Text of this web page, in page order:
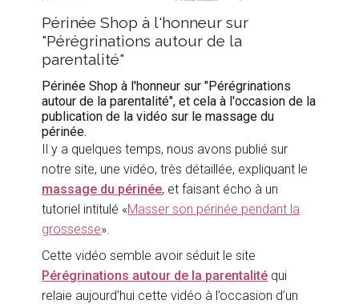
Périnée Shop à l'honneur sur
"Pérégrinations autour de la
parentalité"
Périnée Shop à l'honneur sur "Pérégrinations
autour de la parentalité", et cela à l'occasion de la
publication de la vidéo sur le massage du
périnée.
Il y a quelques temps, nous avons publié sur
notre site, une vidéo, très détaillée, expliquant le
massage du périnée, et faisant écho à un
tutoriel intitulé «Masser son périnée pendant la
grossesse».
Cette vidéo semble avoir séduit le site
Pérégrinations autour de la parentalité qui
relaie aujourd’hui cette vidéo à l’occasion d’un